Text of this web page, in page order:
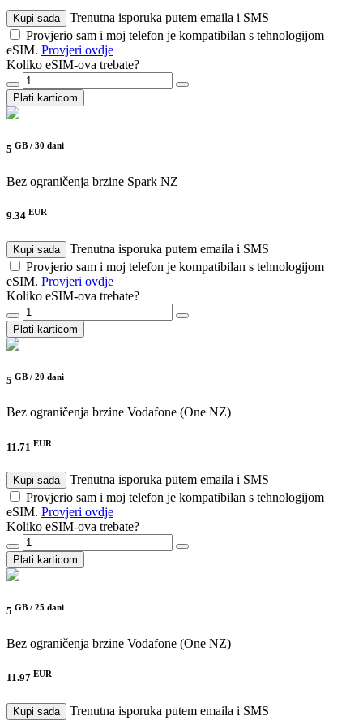
Kupi sada
Trenutna isporuka putem emaila i SMS
Provjerio sam i moj telefon je kompatibilan s tehnologijom
eSIM. Provjeri ovdje
Koliko eSIM-ova trebate?
Plati karticom
5 GB / 30 dani
Bez ograničenja brzine Spark NZ
9.34 EUR
Kupi sada
Trenutna isporuka putem emaila i SMS
Provjerio sam i moj telefon je kompatibilan s tehnologijom
eSIM. Provjeri ovdje
Koliko eSIM-ova trebate?
Plati karticom
5 GB / 20 dani
Bez ograničenja brzine Vodafone (One NZ)
11.71 EUR
Kupi sada
Trenutna isporuka putem emaila i SMS
Provjerio sam i moj telefon je kompatibilan s tehnologijom
eSIM. Provjeri ovdje
Koliko eSIM-ova trebate?
Plati karticom
5 GB / 25 dani
Bez ograničenja brzine Vodafone (One NZ)
11.97 EUR
Kupi sada
Trenutna isporuka putem emaila i SMS